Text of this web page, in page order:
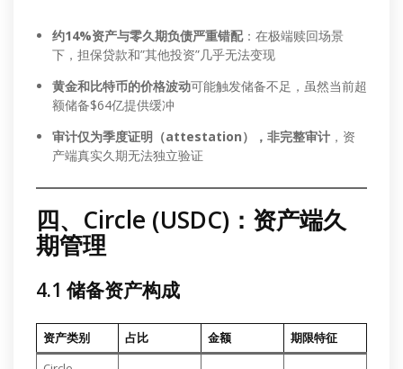
约14%资产与零久期负债严重错配：在极端赎回场景
下，担保贷款和”其他投资”几乎无法变现
黄金和比特币的价格波动可能触发储备不足，虽然当前超
额储备$64亿提供缓冲
审计仅为季度证明（attestation），非完整审计 ，资
产端真实久期无法独立验证
四、Circle (USDC)：资产端久
期管理
4.1 储备资产构成
资产类别 占比 金额
期限特征